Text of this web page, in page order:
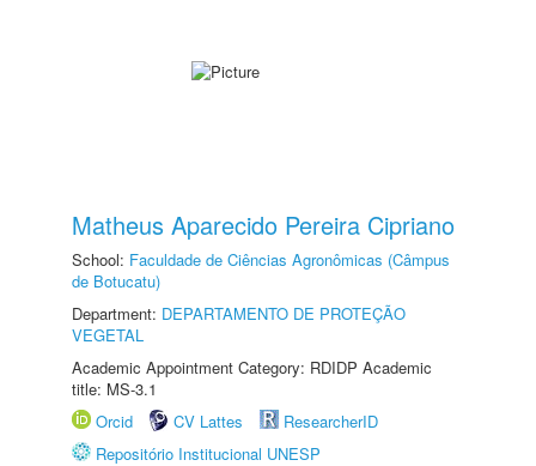
Matheus Aparecido Pereira Cipriano
School: Faculdade de Ciências Agronômicas (Câmpus
de Botucatu)
Department: DEPARTAMENTO DE PROTEÇÃO
VEGETAL
Academic Appointment Category: RDIDP Academic
title: MS-3.1
Orcid
CV Lattes
ResearcherID
Repositório Institucional UNESP